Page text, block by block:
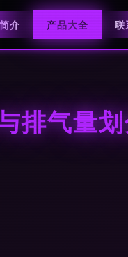
介 产品大全 联
排气量